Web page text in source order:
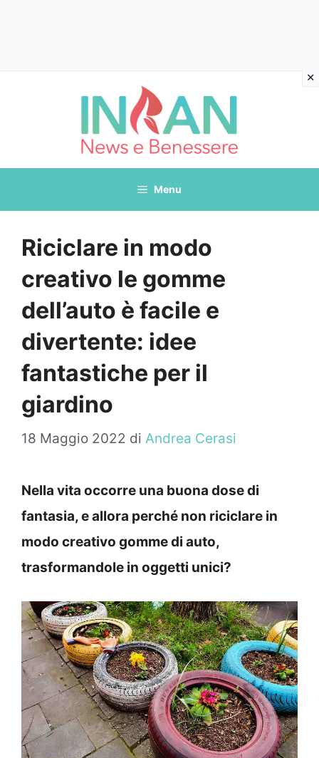
Menu
Riciclare in modo
creativo le gomme
dell’auto è facile e
divertente: idee
fantastiche per il
giardino
18 Maggio 2022 di Andrea Cerasi
Nella vita occorre una buona dose di
fantasia, e allora perché non riciclare in
modo creativo gomme di auto,
trasformandole in oggetti unici?